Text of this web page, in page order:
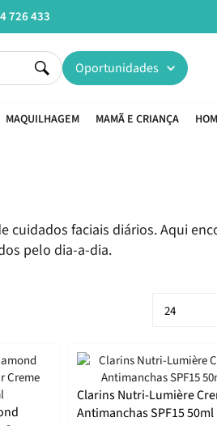
de €45*
Oportunidades
MAQUILHAGEM MAMÃ E CRIANÇA
cuidados faciais diários. Aqui
pelo dia-a-dia.
Clarins Nutri-Lumière
Antimanchas SPF15 50ml